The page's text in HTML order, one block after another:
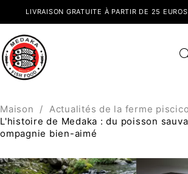
LIVRAISON GRATUITE À PARTIR DE 25
Maison / Actualités de la ferme
L'histoire de Medaka : du poisson
ompagnie bien-aimé